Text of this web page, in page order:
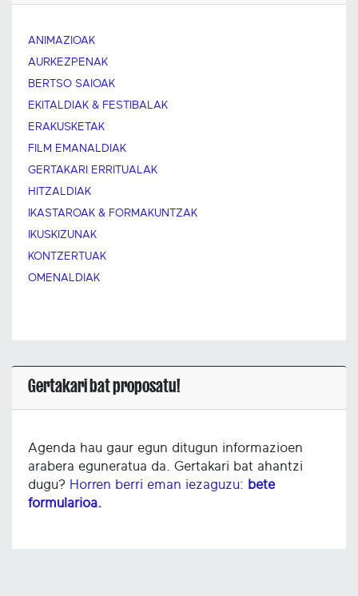
ANIMAZIOAK
AURKEZPENAK
BERTSO SAIOAK
EKITALDIAK & FESTIBALAK
ERAKUSKETAK
FILM EMANALDIAK
GERTAKARI ERRITUALAK
HITZALDIAK
IKASTAROAK & FORMAKUNTZAK
IKUSKIZUNAK
KONTZERTUAK
OMENALDIAK
Gertakari bat proposatu!
Agenda hau gaur egun ditugun informazioen
arabera eguneratua da. Gertakari bat ahantzi
dugu? Horren berri eman iezaguzu: bete
formularioa.